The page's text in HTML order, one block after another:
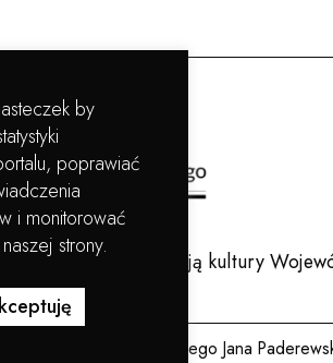
Pomorska jest instytucją kultury
Pomorska im. Ignacego Jana
by
poprawiać
i monitorować
strony.